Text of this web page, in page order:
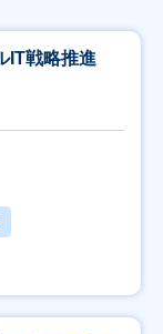
IT戦略推進